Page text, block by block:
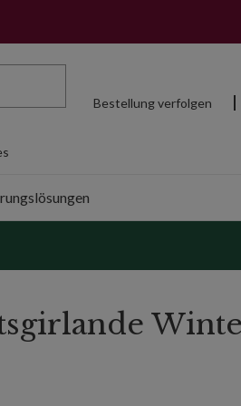
Bestellung verfolgen